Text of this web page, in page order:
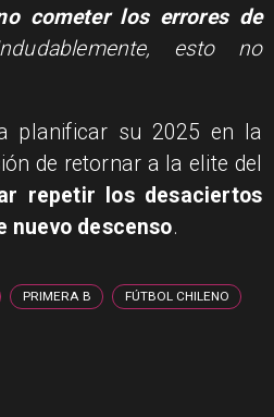
cometer los errores de
esto no
planificar su 2025 en la
de retornar a la elite del
repetir los desaciertos
nuevo descenso.
PRIMERA B FÚTBOL CHILENO